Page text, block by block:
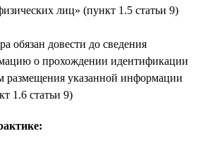
лиц» (пункт 1.5 статьи 9)
обязан довести до сведения
о прохождении идентификации
размещения указанной информации
1.6 статьи 9)